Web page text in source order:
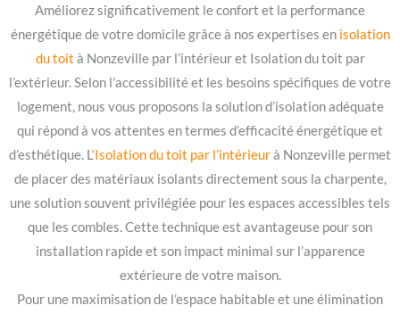
Améliorez significativement le confort et la performance
énergétique de votre domicile grâce à nos expertises en isolation
du toit à Nonzeville par l’intérieur et Isolation du toit par
l’extérieur. Selon l’accessibilité et les besoins spécifiques de votre
logement, nous vous proposons la solution d’isolation adéquate
qui répond à vos attentes en termes d’efficacité énergétique et
d’esthétique. L‘Isolation du toit par l’intérieurà Nonzeville permet
de placer des matériaux isolants directement sous la charpente,
une solution souvent privilégiée pour les espaces accessibles tels
que les combles. Cette technique est avantageuse pour son
installation rapide et son impact minimal sur l’apparence
extérieure de votre maison.
Pour une maximisation de l’espace habitable et une élimination